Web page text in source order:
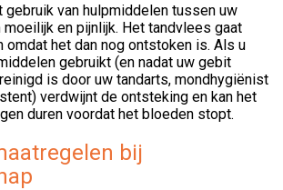
gebruik van hulpmiddelen tussen uw
en pijnlijk. Het tandvlees gaat
omdat het dan nog ontstoken is. Als u
gebruikt (en nadat uw gebit
is door uw tandarts, mondhygiënist
verdwijnt de ontsteking en kan het
duren voordat het bloeden stopt.
bij